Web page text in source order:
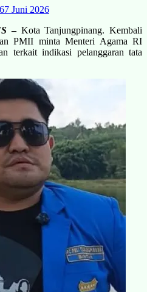
7 Juni 2026
–Kota Tanjungpinang. Kembali
PMII minta Menteri Agama RI
terkait indikasi pelanggaran tata